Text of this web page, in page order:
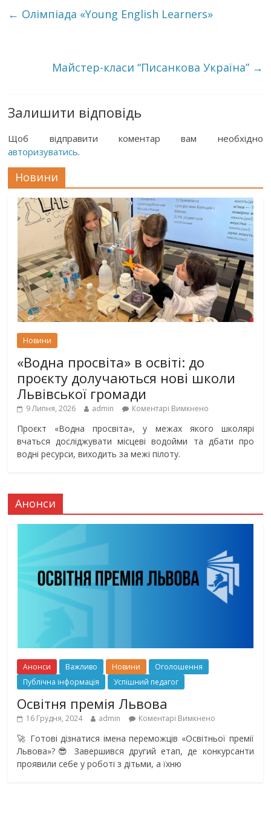
← Олімпіада «Young English Learners»
Майстер-класи “Писанкова Україна” →
Залишити відповідь
Щоб відправити коментар вам необхідно
авторизуватись.
Новини
Новини
«Водна просвіта» в освіті: до
проєкту долучаються нові школи
Львівської громади
9 Липня, 2026 admin Коментарі Вимкнено
Проєкт «Водна просвіта», у межах якого школярі
вчаться досліджувати місцеві водойми та дбати про
водні ресурси, виходить за межі пілоту.
Анонси
Анонси Важливо Новини
Оголошення
Публічна інформація
Успішний педагог
Освітня премія Львова
16 Грудня, 2024 admin Коментарі Вимкнено
🚀 Готові дізнатися імена переможців «Освітньої премії
Львова»?😎 Завершився другий етап, де конкурсанти
проявили себе у роботі з дітьми, а їхню